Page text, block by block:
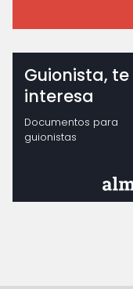
Guionista, te
interesa
Documentos para
guionistas